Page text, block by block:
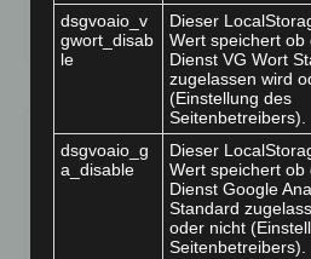
dsgvoaio_v
gwort_disab
le
Dieser
Wert speichert ob
Dienst VG Wort
zugelassen wird
(Einstellung des
Seitenbetreibers).
dsgvoaio_g
a_disable
Dieser
Wert speichert ob
Dienst Google
Standard
oder nicht
Seitenbetreibers).